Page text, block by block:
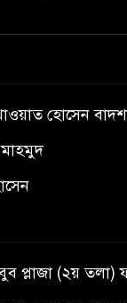
হোসেন
মাহমুদ
প্লাজা (২য় তলা)